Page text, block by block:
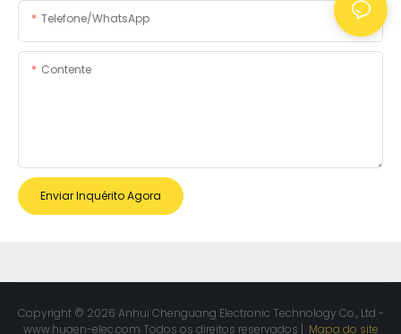
Telefone/WhatsApp
Contente
Enviar Inquérito Agora
Copyright © 2026 Anhui Chenguang Electronic Technology Co., Ltd -
www.huaen-elec.com Todos os direitos reservados | Mapa do site